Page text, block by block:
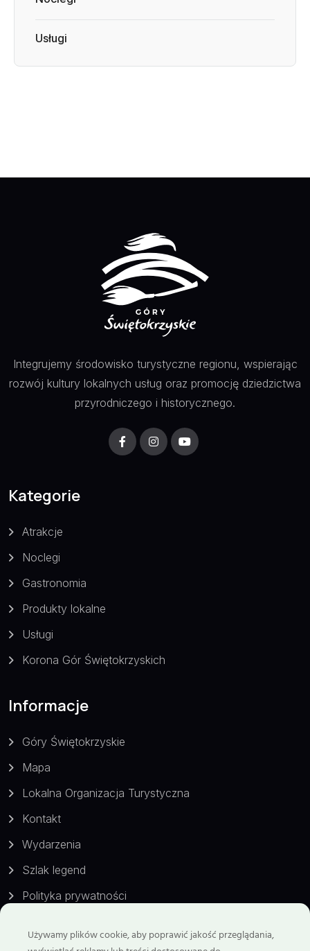
Usługi
Integrujemy środowisko turystyczne regionu, wspierając
rozwój kultury lokalnych usług oraz promocję dziedzictwa
przyrodniczego i historycznego.
Kategorie
Atrakcje
Noclegi
Gastronomia
Produkty lokalne
Usługi
Korona Gór Świętokrzyskich
Informacje
Góry Świętokrzyskie
Mapa
Lokalna Organizacja Turystyczna
Kontakt
Wydarzenia
Szlak legend
Polityka prywatności
Kontakt
Używamy plików cookie, aby poprawić jakość przeglądania,